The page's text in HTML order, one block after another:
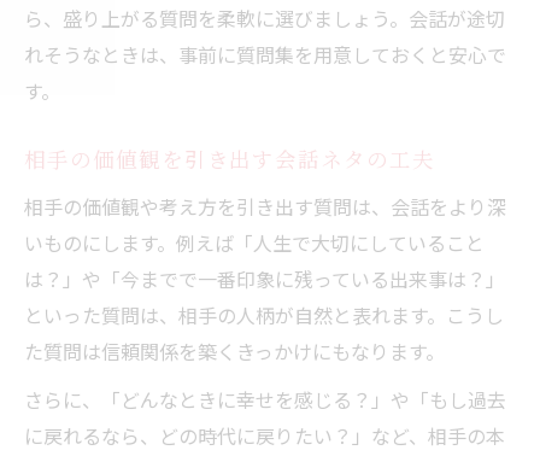
ら、盛り上がる質問を柔軟に選びましょう。会話が途切
れそうなときは、事前に質問集を用意しておくと安心で
す。
相手の価値観を引き出す会話ネタの工夫
相手の価値観や考え方を引き出す質問は、会話をより深
いものにします。例えば「人生で大切にしていること
は？」や「今までで一番印象に残っている出来事は？」
といった質問は、相手の人柄が自然と表れます。こうし
た質問は信頼関係を築くきっかけにもなります。
さらに、「どんなときに幸せを感じる？」や「もし過去
に戻れるなら、どの時代に戻りたい？」など、相手の本